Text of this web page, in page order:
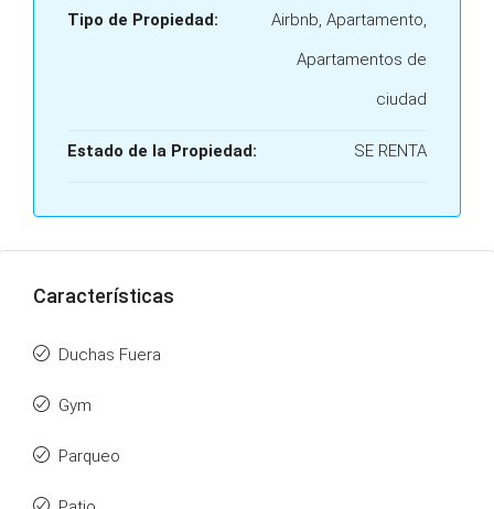
Tipo de Propiedad:
Airbnb, Apartamento,
Apartamentos de
ciudad
Estado de la Propiedad: SE RENTA
Características
Duchas Fuera
Gym
Parqueo